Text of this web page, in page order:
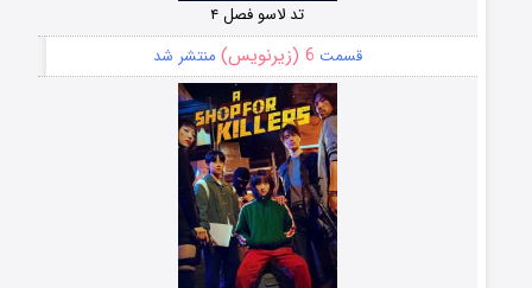
تد لاسو فصل ۴
قسمت 6 (زیرنویس) منتشر شد